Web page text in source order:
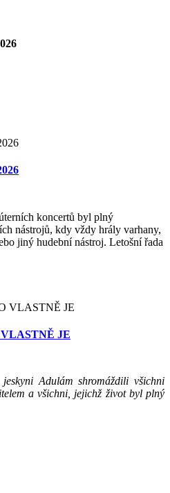
koncertů byl plný
nástrojů, kdy vždy hrály varhany,
jiný hudební nástroj. Letošní řada
JE
Adulám shromáždili všichni
a všichni, jejichž život byl plný